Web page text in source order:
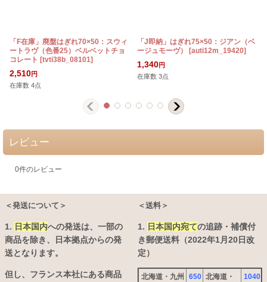
「F在庫」廃盤はぎれ70×50：スウィ
ートラヴ（色番25）ベルベットチョ
コレート [tvti38b_08101]
2,510円
在庫数 4点
「J即納」はぎれ75×50：ジアン（ベ
ージュモーヴ）
[auti12m_19420]
1,340円
在庫数 3点
レビュー
0件のレビュー
＜発送について＞
1. 日本国内への発送は、 一部の
商品を除き、日本拠点からの発
送となります。
但し、フランス本社にある商品
＜送料＞
1. 日本国内宛ての追跡・補償付
き郵便送料（2022年1月20日改
定）
北海道・九州
650 北海道・
1040